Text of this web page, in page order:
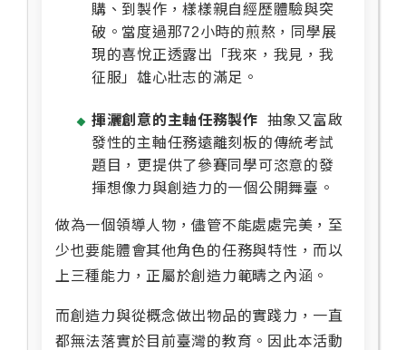
購、到製作，樣樣親自經歷體驗與突
破。當度過那72小時的煎熬，同學展
現的喜悅正透露出「我來，我見，我
征服」雄心壯志的滿足。
揮灑創意的主軸任務製作
抽象又富啟
發性的主軸任務遠離刻板的傳統考試
題目，更提供了參賽同學可恣意的發
揮想像力與創造力的一個公開舞臺。
做為一個領導人物，儘管不能處處完美，至
少也要能體會其他角色的任務與特性，而以
上三種能力，正屬於創造力範疇之內涵。
而創造力與從概念做出物品的實踐力，一直
都無法落實於目前臺灣的教育。因此本活動